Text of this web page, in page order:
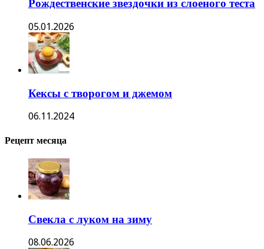
Рождественские звездочки из слоеного теста
05.01.2026
Кексы с творогом и джемом
06.11.2024
Рецепт месяца
Свекла с луком на зиму
08.06.2026